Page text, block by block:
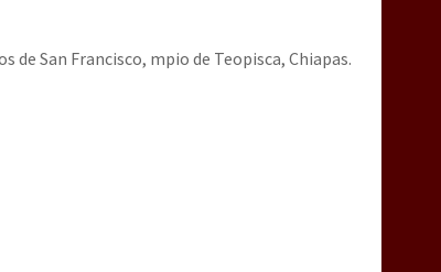
Plácido Galindo y el alto a la guerra contra el CIPOG-EZ
de San Francisco, mpio de Teopisca, Chiapas.